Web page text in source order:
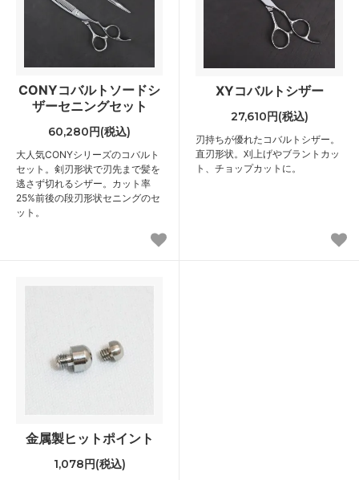
CONYコバルトソードシ
ザーセニングセット
60,280円(税込)
大人気CONYシリーズのコバルト
セット。剣刃形状で刃先まで髪を
逃さず切れるシザー。カット率
25%前後の段刃形状セニングのセ
ット。
XYコバルトシザー
27,610円(税込)
刃持ちが優れたコバルトシザー。
直刃形状。刈上げやブラントカッ
ト、チョップカットに。
金属製ヒットポイント
1,078円(税込)